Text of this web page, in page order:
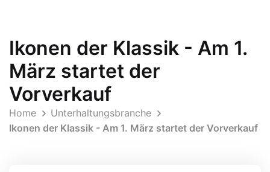
Ikonen der Klassik - Am 1.
März startet der
Vorverkauf
Home
Unterhaltungsbranche
Ikonen der Klassik - Am 1. März startet der Vorverkauf